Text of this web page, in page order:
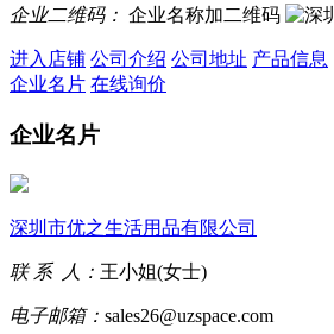
企业二维码： 企业名称加二维码
进入店铺 公司介绍 公司地址 产品信息
企业名片 在线询价
企业名片
深圳市优之生活用品有限公司
联 系 人： 王小姐(女士)
电子邮箱： sales26@uzspace.com